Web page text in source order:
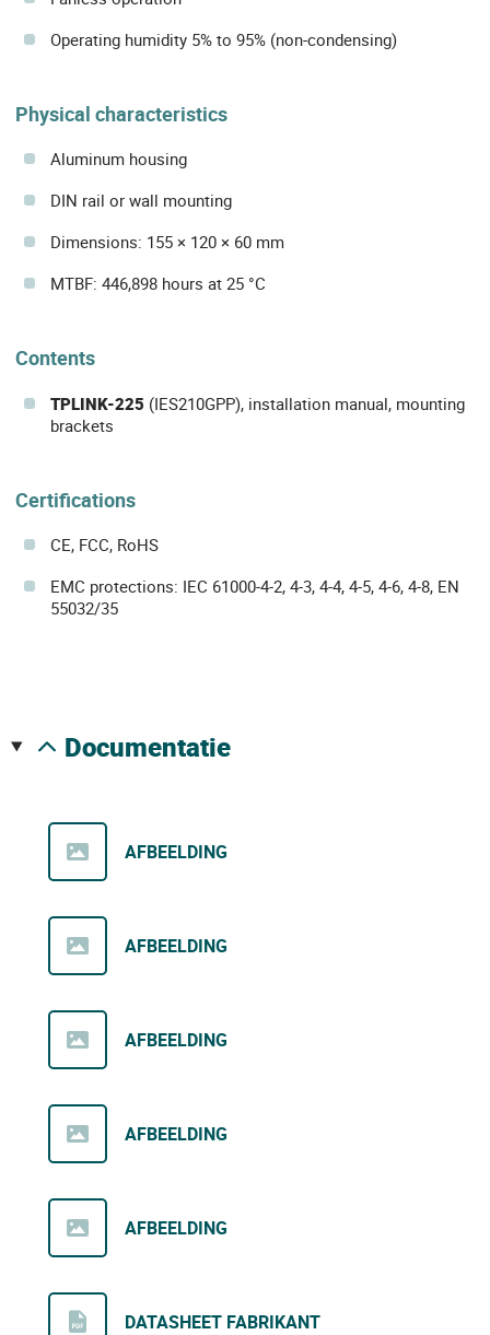
Operating humidity 5% to 95% (non-condensing)
Physical characteristics
Aluminum housing
DIN rail or wall mounting
Dimensions: 155 × 120 × 60 mm
MTBF: 446,898 hours at 25 °C
Contents
TPLINK-225 (IES210GPP), installation manual, mounting
brackets
Certifications
CE, FCC, RoHS
EMC protections: IEC 61000-4-2, 4-3, 4-4, 4-5, 4-6, 4-8, EN
55032/35
documentatie
AFBEELDING
AFBEELDING
AFBEELDING
AFBEELDING
AFBEELDING
DATASHEET FABRIKANT